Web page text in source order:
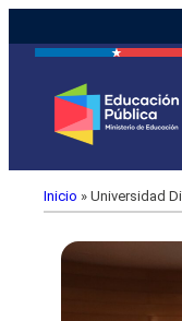
Inicio » Universidad